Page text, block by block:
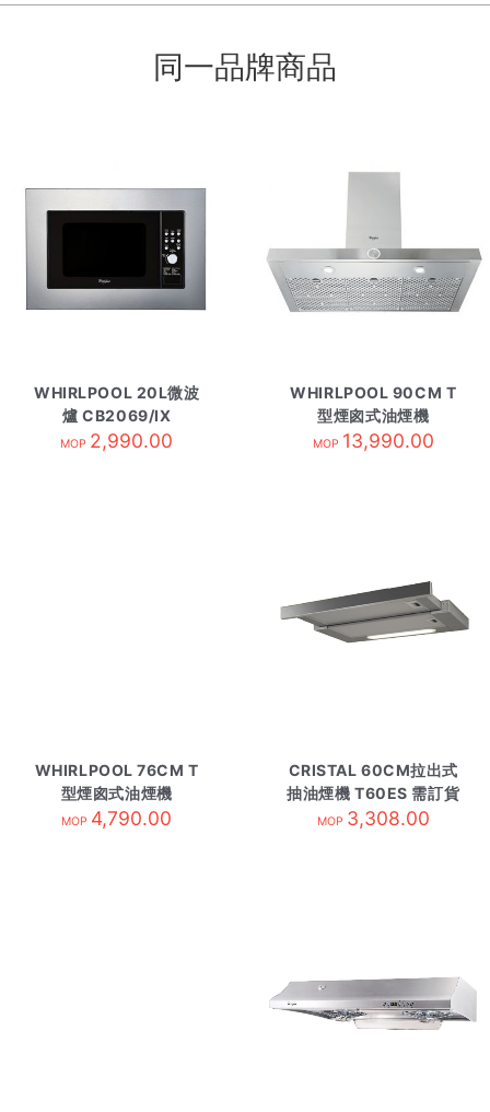
同一品牌商品
WHIRLPOOL 20L微波
爐 CB2069/IX
MOP 2,990.00
WHIRLPOOL 90CM T
型煙囪式油煙機
WHSS90FLTCK
MOP 13,990.00
WHIRLPOOL 76CM T
型煙囪式油煙機
AKR4071/IX
MOP 4,790.00
CRISTAL 60CM拉出式
抽油煙機 T60ES 需訂貨
MOP 3,308.00